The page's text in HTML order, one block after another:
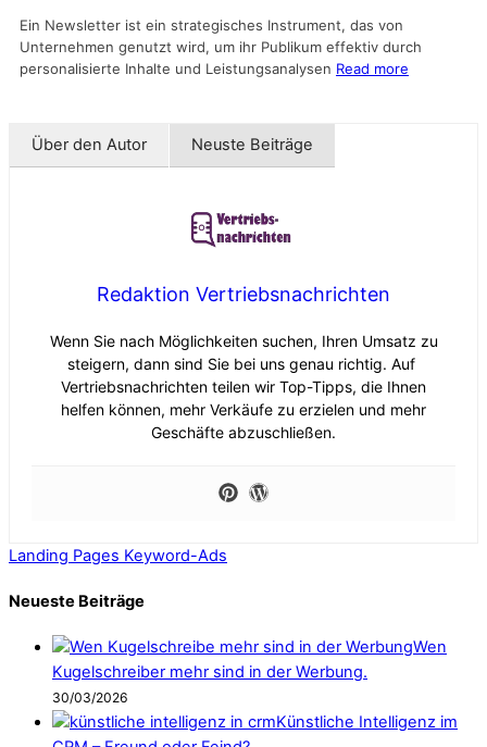
Ein Newsletter ist ein strategisches Instrument, das von
Unternehmen genutzt wird, um ihr Publikum effektiv durch
personalisierte Inhalte und Leistungsanalysen Read more
Über den Autor Neuste Beiträge
Redaktion Vertriebsnachrichten
Wenn Sie nach Möglichkeiten suchen, Ihren Umsatz zu
steigern, dann sind Sie bei uns genau richtig. Auf
Vertriebsnachrichten teilen wir Top-Tipps, die Ihnen
helfen können, mehr Verkäufe zu erzielen und mehr
Geschäfte abzuschließen.
Landing Pages Keyword-Ads
Neueste Beiträge
Wen
Kugelschreiber mehr sind in der Werbung.
30/03/2026
Künstliche Intelligenz im